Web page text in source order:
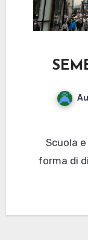
Scuola e vita all’estero, raccontato in
forma di